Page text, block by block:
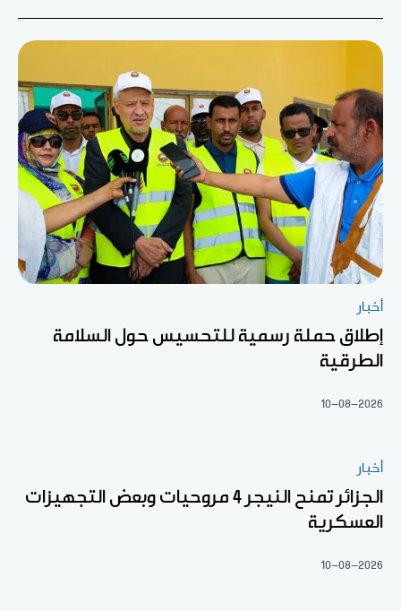
أخبار
إطلاق حملة رسمية للتحسيس حول السلامة
الطرقية
10-08-2026
أخبار
الجزائر تمنح النيجر 4 مروحيات وبعض التجهيزات
العسكرية
10-08-2026